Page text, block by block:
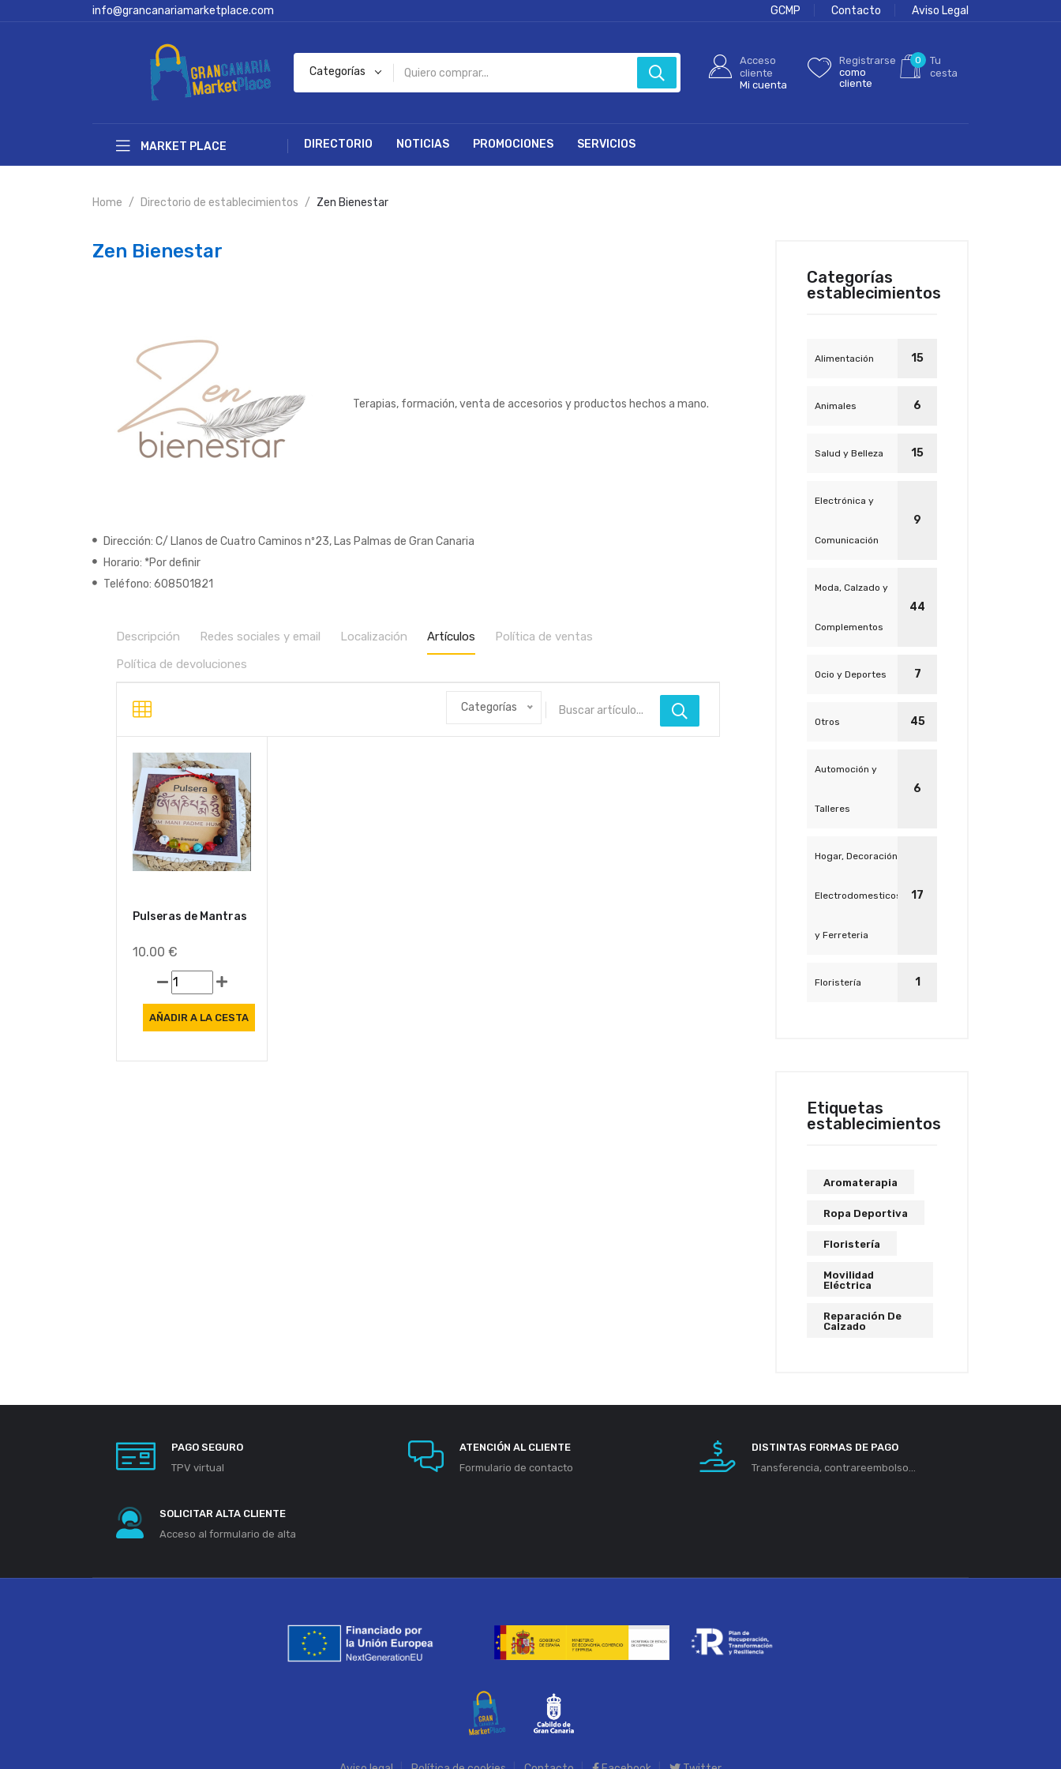
info@grancanariamarketplace.com GCMP Contacto Aviso Legal
Categorías
Acceso
cliente
Mi cuenta
Registrarse
como
cliente
0
Tu
cesta
MARKET PLACE DIRECTORIO NOTICIAS PROMOCIONES SERVICIOS
Home Directorio de establecimientos Zen Bienestar
Zen Bienestar
Terapias, formación, venta de accesorios y productos hechos a mano.
Dirección: C/ Llanos de Cuatro Caminos nº23, Las Palmas de Gran Canaria
Horario: *Por definir
Teléfono: 608501821
Descripción Redes sociales y email Localización Artículos
Política de ventas
Política de devoluciones
Categorías
Pulseras de Mantras
10.00 €
Categorías
establecimientos
Alimentación 15
Animales 6
Salud y Belleza 15
Electrónica y
Comunicación
9
Moda, Calzado y
Complementos
44
Ocio y Deportes 7
Otros 45
Automoción y
Talleres
6
Hogar, Decoración,
Electrodomesticos
y Ferreteria
17
Floristería 1
Etiquetas
establecimientos
Aromaterapia
Ropa Deportiva
Floristería
Movilidad
Eléctrica
Reparación De
Calzado
PAGO SEGURO
TPV virtual
ATENCIÓN AL CLIENTE
Formulario de contacto
DISTINTAS FORMAS DE PAGO
Transferencia, contrareembolso...
SOLICITAR ALTA CLIENTE
Acceso al formulario de alta